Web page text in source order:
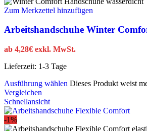
Zum Merkzettel hinzufügen
Arbeitshandschuhe Winter
ab 4,28€ exkl. MwSt.
Lieferzeit: 1-3 Tage
Ausführung wählen Dieses Produkt weist
Vergleichen
Schnellansicht
-1%